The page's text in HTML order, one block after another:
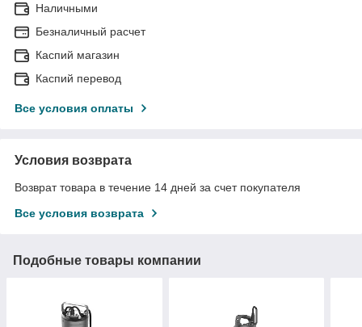
Наличными
Безналичный расчет
Каспий магазин
Каспий перевод
Все условия оплаты
Условия возврата
Возврат товара в течение 14 дней за счет покупателя
Все условия возврата
Подобные товары компании